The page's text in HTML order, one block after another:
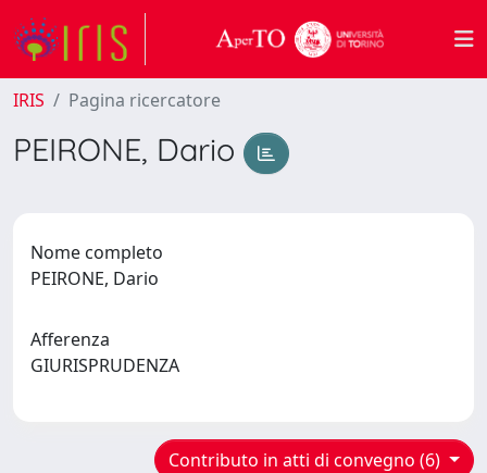
IRIS Pagina ricercatore
PEIRONE, Dario
Nome completo
PEIRONE, Dario
Afferenza
GIURISPRUDENZA
Contributo in atti di convegno (6)